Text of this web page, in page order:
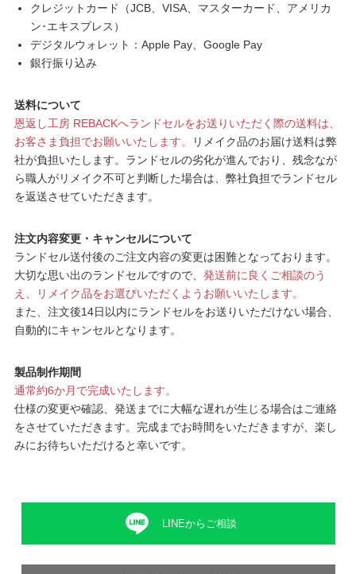
クレジットカード（JCB、VISA、マスターカード、アメリカ
ン･エキスプレス）
デジタルウォレット：Apple Pay、Google Pay
銀行振り込み
送料について
恩返し工房 REBACKへランドセルをお送りいただく際の送料は、
お客さま負担でお願いいたします。
リメイク品のお届け送料は弊
社が負担いたします。ランドセルの劣化が進んでおり、残念なが
ら職人がリメイク不可と判断した場合は、弊社負担でランドセル
を返送させていただきます。
注文内容変更・キャンセルについて
ランドセル送付後のご注文内容の変更は困難となっております。
大切な思い出のランドセルですので、 発送前に良くご相談のう
え、リメイク品をお選びいただくようお願いいたします。
また、注文後14日以内にランドセルをお送りいただけない場合、
自動的にキャンセルとなります。
製品制作期間
通常約6か月で完成いたします。
仕様の変更や確認、発送までに大幅な遅れが生じる場合はご連絡
をさせていただきます。完成までお時間をいただきますが、楽し
みにお待ちいただけると幸いです。
LINEからご相談